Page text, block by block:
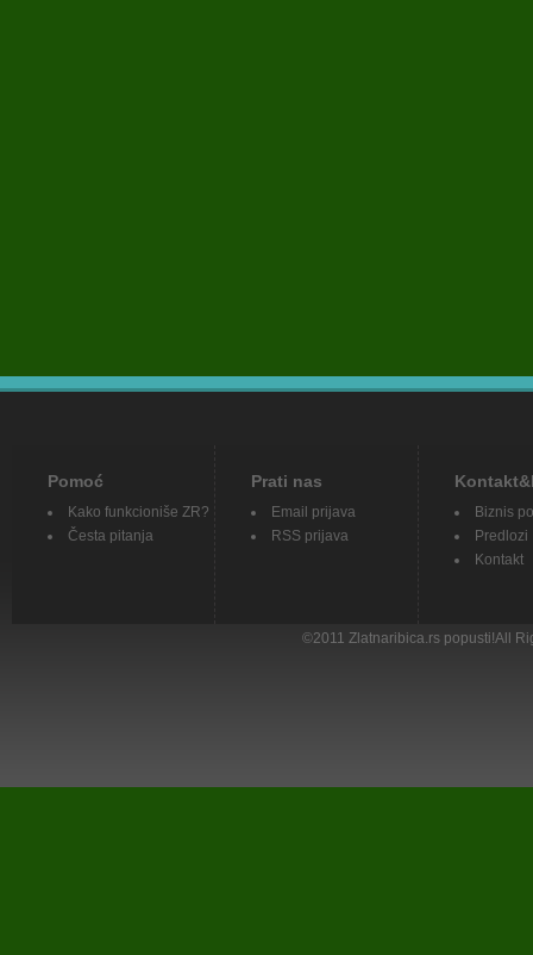
Pomoć
Kako funkcioniše ZR?
Česta pitanja
Prati nas
Email prijava
RSS prijava
Biznis
Predlozi
Kontakt
©2011 Zlatnaribica.rs popusti!All